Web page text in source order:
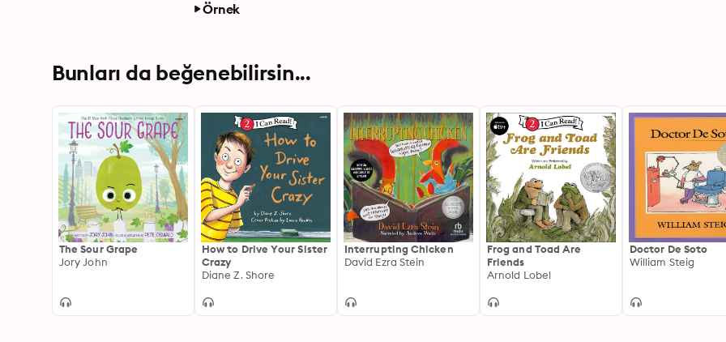
Örnek
Bunları da beğenebilirsin...
The Sour Grape
Jory John
How to Drive Your Sister
Crazy
Diane Z. Shore
Interrupting Chicken
David Ezra Stein
Frog and Toad Are
Friends
Arnold Lobel
Doctor De Soto
William Steig